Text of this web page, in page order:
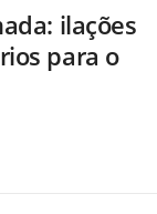
ilações
para o